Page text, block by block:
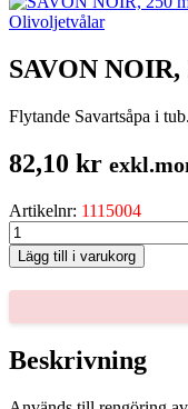
Olivoljetvålar
SAVON
Flytande Savartsåpa i
82,10 kr
Artikelnr: 1115004
SAVON
NOIR,
250
ml
mängd
Lägg till i varukorg
Beskrivning